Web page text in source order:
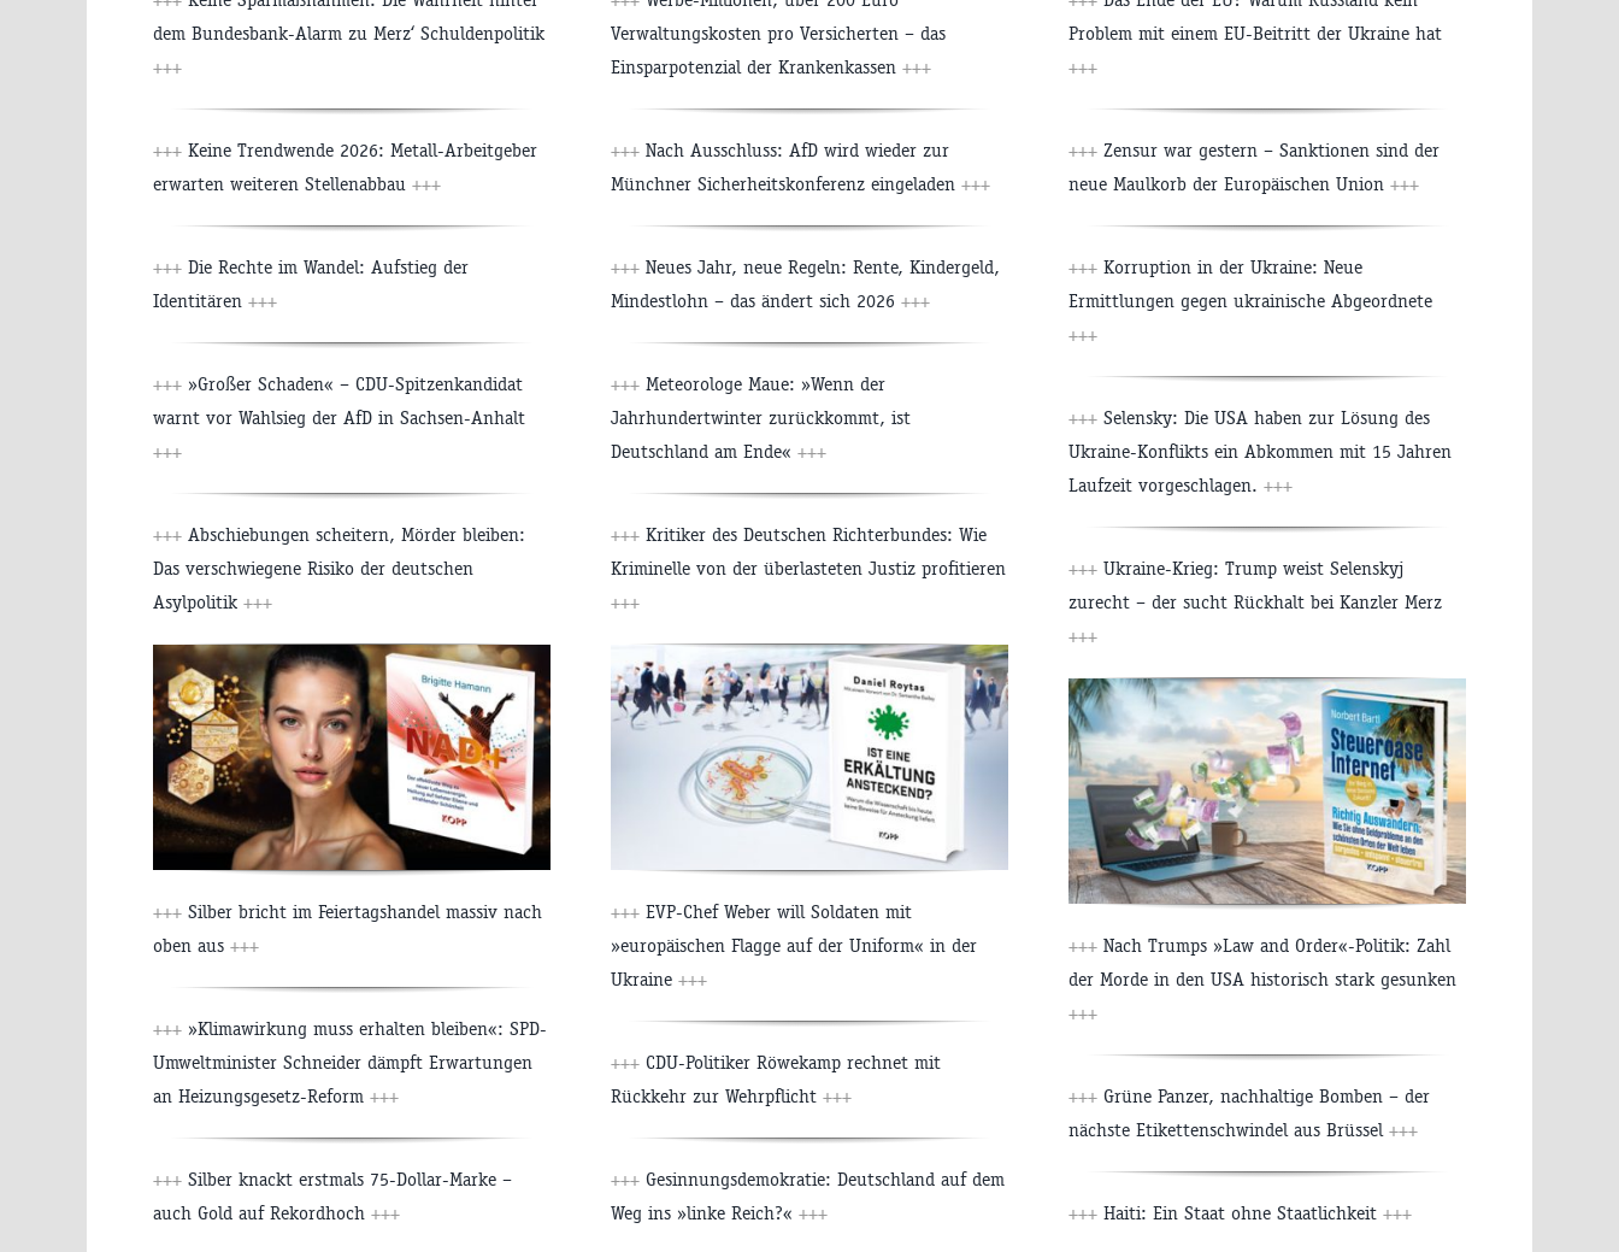
dem Bundesbank-Alarm zu Merz‘ Schuldenpolitik
+++
+++ Keine Trendwende 2026: Metall-Arbeitgeber
erwarten weiteren Stellenabbau +++
+++ Die Rechte im Wandel: Aufstieg der
Identitären +++
+++ »Großer Schaden« – CDU-Spitzenkandidat
warnt vor Wahlsieg der AfD in Sachsen-Anhalt
+++
+++ Abschiebungen scheitern, Mörder bleiben:
Das verschwiegene Risiko der deutschen
Asylpolitik +++
+++ Silber bricht im Feiertagshandel massiv nach
oben aus +++
+++ »Klimawirkung muss erhalten bleiben«: SPD-
Umweltminister Schneider dämpft Erwartungen
an Heizungsgesetz-Reform +++
+++ Silber knackt erstmals 75-Dollar-Marke –
auch Gold auf Rekordhoch +++
Verwaltungskosten pro Versicherten – das
Einsparpotenzial der Krankenkassen +++
+++ Nach Ausschluss: AfD wird wieder zur
Münchner Sicherheitskonferenz eingeladen +++
+++ Neues Jahr, neue Regeln: Rente, Kindergeld,
Mindestlohn – das ändert sich 2026 +++
+++ Meteorologe Maue: »Wenn der
Jahrhundertwinter zurückkommt, ist
Deutschland am Ende« +++
+++ Kritiker des Deutschen Richterbundes: Wie
Kriminelle von der überlasteten Justiz profitieren
+++
+++ EVP-Chef Weber will Soldaten mit
»europäischen Flagge auf der Uniform« in der
Ukraine +++
+++ CDU-Politiker Röwekamp rechnet mit
Rückkehr zur Wehrpflicht +++
+++ Gesinnungsdemokratie: Deutschland auf dem
Weg ins »linke Reich?« +++
Problem mit einem EU-Beitritt der Ukraine hat
+++
+++ Zensur war gestern – Sanktionen sind der
neue Maulkorb der Europäischen Union +++
+++ Korruption in der Ukraine: Neue
Ermittlungen gegen ukrainische Abgeordnete
+++
+++ Selensky: Die USA haben zur Lösung des
Ukraine-Konflikts ein Abkommen mit 15 Jahren
Laufzeit vorgeschlagen. +++
+++ Ukraine-Krieg: Trump weist Selenskyj
zurecht – der sucht Rückhalt bei Kanzler Merz
+++
+++ Nach Trumps »Law and Order«-Politik: Zahl
der Morde in den USA historisch stark gesunken
+++
+++ Grüne Panzer, nachhaltige Bomben – der
nächste Etikettenschwindel aus Brüssel +++
+++ Haiti: Ein Staat ohne Staatlichkeit +++